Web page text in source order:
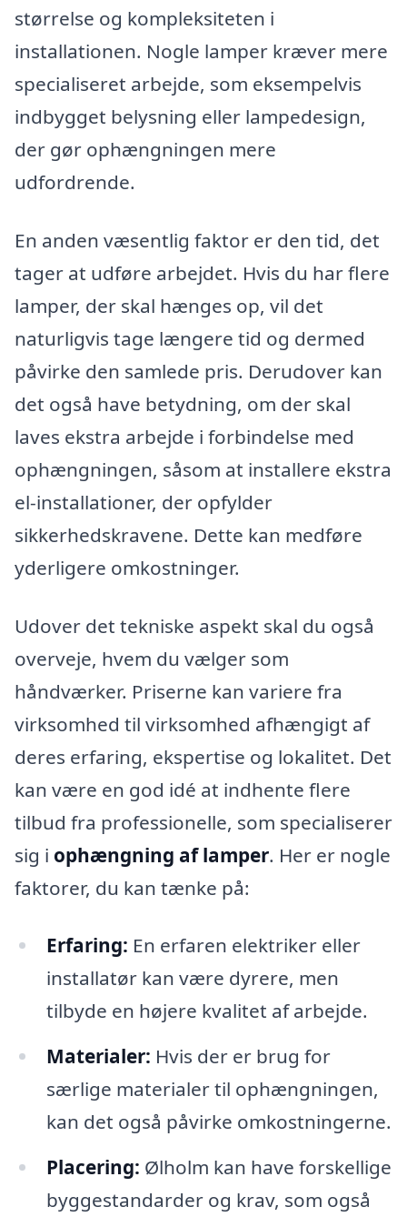
størrelse og kompleksiteten i
installationen. Nogle lamper kræver mere
specialiseret arbejde, som eksempelvis
indbygget belysning eller lampedesign,
der gør ophængningen mere
udfordrende.
En anden væsentlig faktor er den tid, det
tager at udføre arbejdet. Hvis du har flere
lamper, der skal hænges op, vil det
naturligvis tage længere tid og dermed
påvirke den samlede pris. Derudover kan
det også have betydning, om der skal
laves ekstra arbejde i forbindelse med
ophængningen, såsom at installere ekstra
el-installationer, der opfylder
sikkerhedskravene. Dette kan medføre
yderligere omkostninger.
Udover det tekniske aspekt skal du også
overveje, hvem du vælger som
håndværker. Priserne kan variere fra
virksomhed til virksomhed afhængigt af
deres erfaring, ekspertise og lokalitet. Det
kan være en god idé at indhente flere
tilbud fra professionelle, som specialiserer
sig i ophængning af lamper. Her er nogle
faktorer, du kan tænke på:
Erfaring: En erfaren elektriker eller
installatør kan være dyrere, men
tilbyde en højere kvalitet af arbejde.
Materialer: Hvis der er brug for
særlige materialer til ophængningen,
kan det også påvirke omkostningerne.
Placering: Ølholm kan have forskellige
byggestandarder og krav, som også